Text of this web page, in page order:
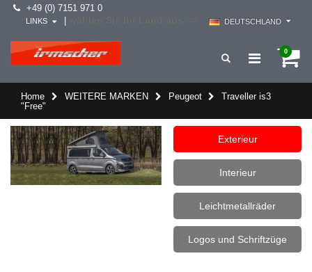
+49 (0) 7151 971 0
DEUTSCHLAND
LINKS
0
Home WEITERE MARKEN Peugeot
Traveller is3
"Free"
Exterieur
Interieur
Leichtmetallräder
Logos und Schriftzüge